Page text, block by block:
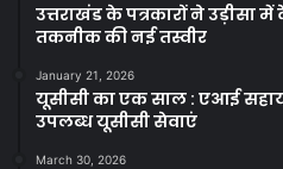
उत्तराखंड के पत्रकारों ने उड़ीसा
तकनीक की नई तस्वीर
January 21, 2026
यूसीसी का एक साल : एआई
उपलब्ध यूसीसी सेवाएं
March 30, 2026